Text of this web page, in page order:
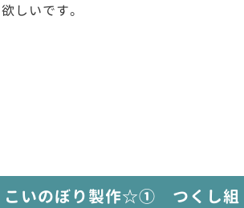
しいです。
いのぼり製作☆① つくし組